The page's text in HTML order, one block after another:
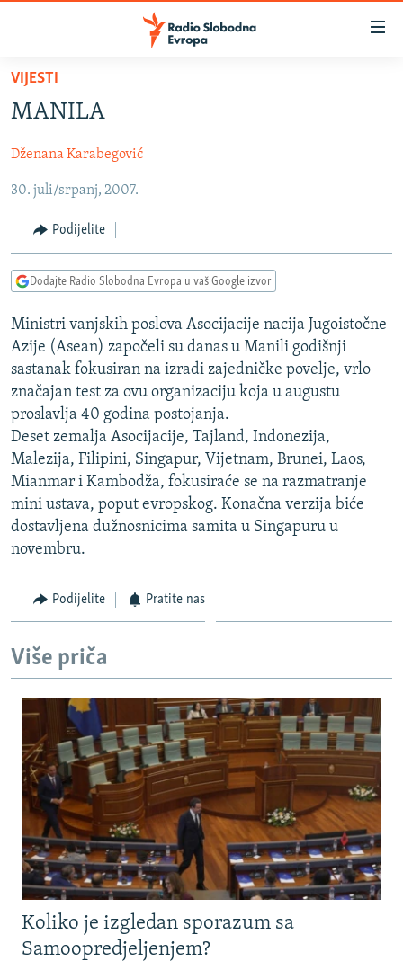
Pređite
glavni
Pređite
na
navigaciju
Pređite
na
pretragu
SRBIJA
KOSOVO
CRNA GORA
VIZUELNO
VIDEO
FOTOGALERIJE
INFOGRAFIKE
PODCASTI
RAT U UKRAJINI
KINA NA BALKANU
RSE PRIČE IZ SVIJETA
ISPRIČAJ MI
DNEVNO@RSE
SPECIJALI RSE
VIŠE OD NASLOVA
GENOCID U SREBRENICI
POST SCRIPTUM
MOJA EVROPA
TRI DECENIJE OD RATA U BIH
SVE KARTE DEJTONA
NASTANAK I RASPAD JUGOSLAVIJE
PRATITE NAS
VIJESTI
MANILA
Dženana Karabegović
30. juli/srpanj, 2007.
Podijelite
Dodajte Radio Slobodna Evropa u vaš Google izvor
Ministri vanjskih poslova Asocijacije nacija Jugoistočne
Azije (Asean) započeli su danas u Manili godišnji
sastanak fokusiran na izradi zajedničke povelje, vrlo
značajan test za ovu organizaciju koja u augustu
proslavlja 40 godina postojanja.
Deset zemalja Asocijacije, Tajland, Indonezija,
Malezija, Filipini, Singapur, Vijetnam, Brunei, Laos,
Mianmar i Kambodža, fokusiraće se na razmatranje
mini ustava, poput evropskog. Konačna verzija biće
dostavljena dužnosnicima samita u Singapuru u
novembru.
Podijelite Pratite nas
Više priča
Koliko je izgledan sporazum sa
Samoopredjeljenjem?